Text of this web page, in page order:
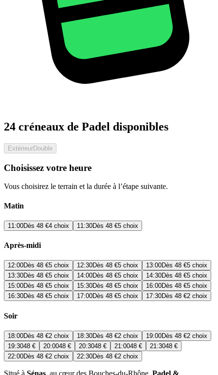
24 créneaux de Padel disponibles
ExtérieurDouble
Choisissez votre heure
Vous choisirez le terrain et la durée à l’étape suivante.
Matin
11:00Dès 48 €4 choix 11:30Dès 48 €5 choix
Après-midi
12:00Dès 48 €5 choix 12:30Dès 48 €5 choix 13:00Dès 48 €5 choix
13:30Dès 48 €5 choix 14:00Dès 48 €5 choix 14:30Dès 48 €5 choix
15:00Dès 48 €5 choix 15:30Dès 48 €5 choix 16:00Dès 48 €5 choix
16:30Dès 48 €5 choix 17:00Dès 48 €5 choix 17:30Dès 48 €2 choix
Soir
18:00Dès 48 €2 choix 18:30Dès 48 €2 choix 19:00Dès 48 €2 choix
19:3048 € 20:0048 € 20:3048 € 21:0048 € 21:3048 €
22:00Dès 48 €2 choix 22:30Dès 48 €2 choix
Situé à Sénas , au cœur des Bouches-du-Rhône, Padel &